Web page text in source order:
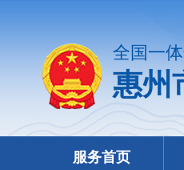
全国一
惠州
服务首页